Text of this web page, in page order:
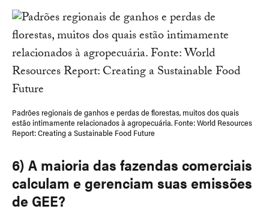
Padrões regionais de ganhos e perdas de florestas, muitos dos quais
estão intimamente relacionados à agropecuária. Fonte: World Resources
Report: Creating a Sustainable Food Future
6) A maioria das fazendas comerciais
calculam e gerenciam suas emissões
de GEE?